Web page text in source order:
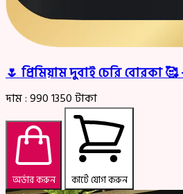
🌷 প্রিমিয়াম দুবাই চেরি বোরকা
দাম :9901350টাকা
অর্ডার করুন কার্টে যোগ করুন